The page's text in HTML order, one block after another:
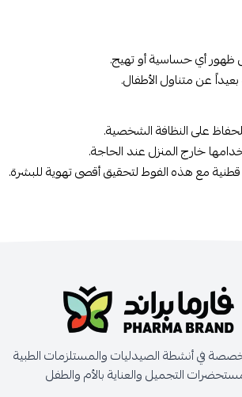
ظهور أي حساسية أو تهيج.
عن متناول الأطفال.
على النظافة الشخصية.
خارج المنزل عند الحاجة.
مع هذه الفوط لتحقيق أقصى تهوية للبشرة.
في أنشطة الصيدليات والمستلزمات الطبية
التجميل والعناية بالأم والطفل